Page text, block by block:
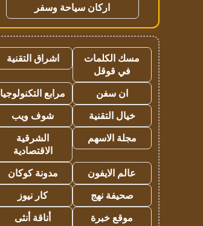
اركان سياحة وسفر
مسك الكلمات
في قوقل
اشراق التقنية
ان سفن
مرابع التكنولوجيا
خيال التقنية
شوف ويب
مجلة الاسهم
الشرقية
الاقتصادية
عالم الايفون
مدونة كوكان
صحيفة نهج
كار نيوز
موقع خبرة
أناقة أنثى